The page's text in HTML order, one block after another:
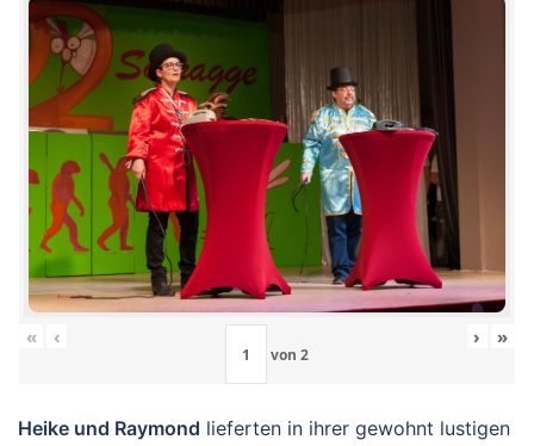
« ‹
von 2
› »
Heike und Raymond lieferten in ihrer gewohnt lustigen